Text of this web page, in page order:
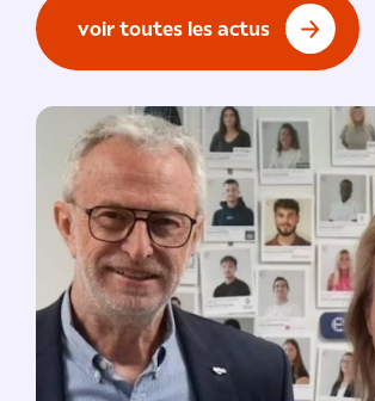
voir toutes les actus